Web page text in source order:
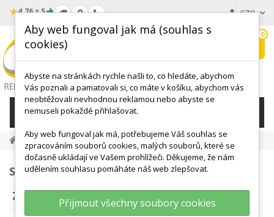
★4.76 z 5 CZK
wishlist
0
KATEGORIE
Zdeněk Jebavý – Míčkování
SEZNAM PRODUKTŮ PODLE DODAVATELŮ:
ZDENĚK JEBAVÝ – MÍČKOVÁNÍ
Aby web fungoval jak má (souhlas s
cookies)
Abyste na stránkách rychle našli to, co hledáte, abychom
Vás poznali a pamatovali si, co máte v košíku, abychom vás
neobtěžovali nevhodnou reklamou nebo abyste se
nemuseli pokaždé přihlašovat.
Aby web fungoval jak má, potřebujeme Váš souhlas se
zpracováním souborů cookies, malých souborů, které se
dočasně ukládají ve Vašem prohlížeči. Děkujeme, že nám
udělením souhlasu pomáháte náš web zlepšovat.
Přijmout všechny soubory cookies